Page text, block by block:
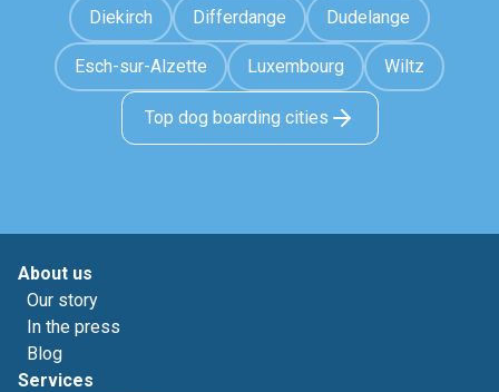
Diekirch Differdange Dudelange
Esch-sur-Alzette Luxembourg Wiltz
Top dog boarding cities
About us
Our story
In the press
Blog
Services